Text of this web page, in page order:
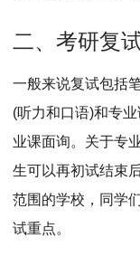
二、考研复
一般来说复试包括
(听力和口语)和专
业课面询。关于专
生可以再初试结束
范围的学校，同学
试重点。